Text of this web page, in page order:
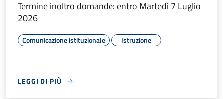
Termine inoltro domande: entro Martedì 7 Luglio
2026
Comunicazione istituzionale Istruzione
LEGGI DI PIÙ